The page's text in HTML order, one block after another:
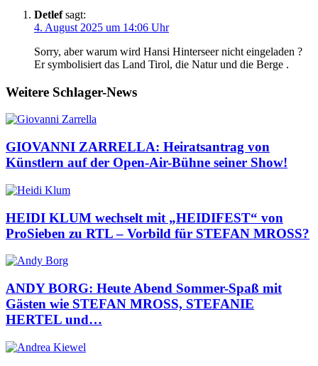
Detlef sagt:
4. August 2025 um 14:06 Uhr
Sorry, aber warum wird Hansi Hinterseer nicht eingeladen ?
Er symbolisiert das Land Tirol, die Natur und die Berge .
Weitere Schlager-News
GIOVANNI ZARRELLA: Heiratsantrag von
Künstlern auf der Open-Air-Bühne seiner Show!
HEIDI KLUM wechselt mit „HEIDIFEST“ von
ProSieben zu RTL – Vorbild für STEFAN MROSS?
ANDY BORG: Heute Abend Sommer-Spaß mit
Gästen wie STEFAN MROSS, STEFANIE
HERTEL und…